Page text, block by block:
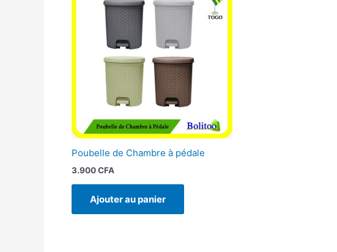
Poubelle de Chambre à pédale
3.900CFA
Ajouter au panier